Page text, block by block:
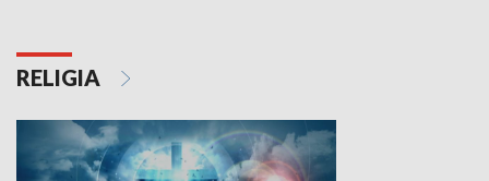
RELIGIA